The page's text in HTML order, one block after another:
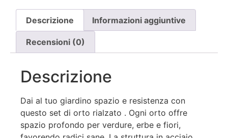
Descrizione Informazioni aggiuntive
Recensioni (0)
Descrizione
Dai al tuo giardino spazio e resistenza con
questo set di orto rialzato . Ogni orto offre
spazio profondo per verdure, erbe e fiori,